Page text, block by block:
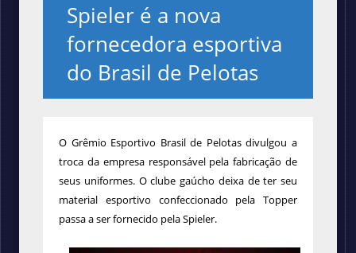
Spieler é a nova
fornecedora esportiva
do Brasil de Pelotas
O Grêmio Esportivo Brasil de Pelotasdivulgou a
troca da empresa responsável pela fabricação de
seus uniformes. O clube gaúcho deixa de ter seu
material esportivo confeccionado pela Topper
passa a ser fornecido pelaSpieler.